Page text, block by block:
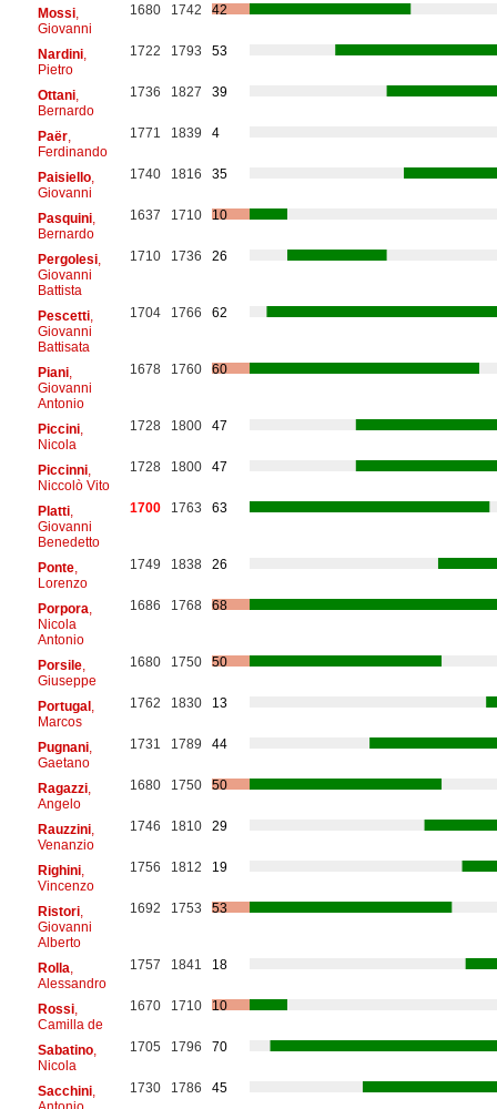
Mossi,
Giovanni
1680 1742 42
Nardini,
Pietro
1722 1793 53
Ottani,
Bernardo
1736 1827 39
Paër,
Ferdinando
1771 1839 4
Paisiello,
Giovanni
1740 1816 35
Pasquini,
Bernardo
1637 1710 10
Pergolesi,
Giovanni
Battista
1710 1736 26
Pescetti,
Giovanni
Battisata
1704 1766 62
Piani,
Giovanni
Antonio
1678 1760 60
Piccini,
Nicola
1728 1800 47
Piccinni,
Niccolò Vito
1728 1800 47
Platti,
Giovanni
Benedetto
1700 1763 63
Ponte,
Lorenzo
1749 1838 26
Porpora
Nicola
Antonio
1686 1768 68
Porsile,
Giuseppe
1680 1750 50
Portugal,
Marcos
1762 1830 13
Pugnani,
Gaetano
1731 1789 44
Ragazzi,
Angelo
1680 1750 50
Rauzzini,
Venanzio
1746 1810 29
Righini,
Vincenzo
1756 1812 19
Ristori,
Giovanni
Alberto
1692 1753 53
Rolla
Alessandro
1757 1841 18
Rossi,
Camilla de
1670 1710 10
Sabatino,
Nicola
1705 1796 70
Sacchini,
1730 1786 45